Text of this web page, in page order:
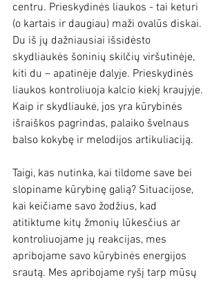
centru. Prieskydinės liaukos - tai keturi
(o kartais ir daugiau) maži ovalūs diskai.
Du iš jų dažniausiai išsidėsto
skydliaukės šoninių skilčių viršutinėje,
kiti du – apatinėje dalyje. Prieskydinės
liaukos kontroliuoja kalcio kiekį kraujyje.
Kaip ir skydliaukė, jos yra kūrybinės
išraiškos pagrindas, palaiko švelnaus
balso kokybę ir melodijos artikuliaciją.
Taigi, kas nutinka, kai tildome save bei
slopiname kūrybinę galią? Situacijose,
kai keičiame savo žodžius, kad
atitiktume kitų žmonių lūkesčius ar
kontroliuojame jų reakcijas, mes
apribojame savo kūrybinės energijos
srautą. Mes apribojame ryšį tarp mūsų